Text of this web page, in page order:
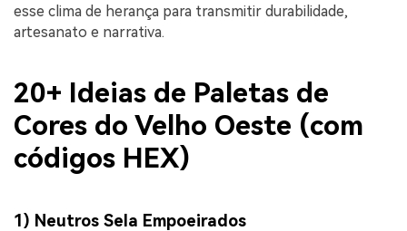
esse clima de herança para transmitir durabilidade,
artesanato e narrativa.
20+ Ideias de Paletas de
Cores do Velho Oeste (com
códigos HEX)
1) Neutros Sela Empoeirados